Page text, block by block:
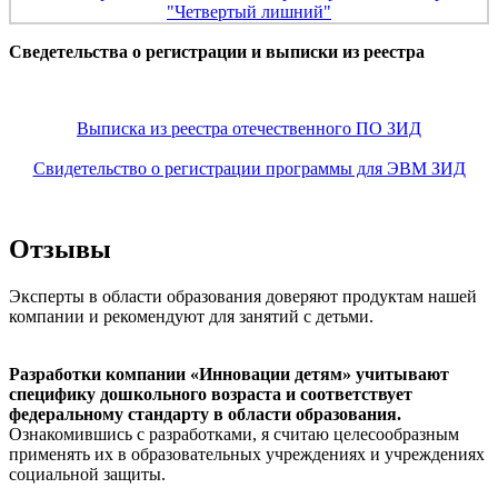
Сведетельства о регистрации и выписки из реестра
Выписка из реестра отечественного ПО ЗИД
Свидетельство о регистрации программы для ЭВМ ЗИД
Отзывы
Эксперты в области образования доверяют продуктам нашей
компании и рекомендуют для занятий с детьми.